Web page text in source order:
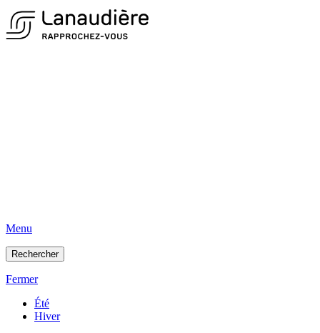
Menu
Rechercher
Fermer
Été
Hiver